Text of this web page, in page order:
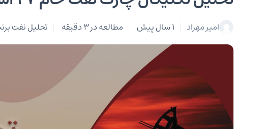
امیر مهراد 1 سال پیش مطالعه در 3 دقیقه تحلیل نفت